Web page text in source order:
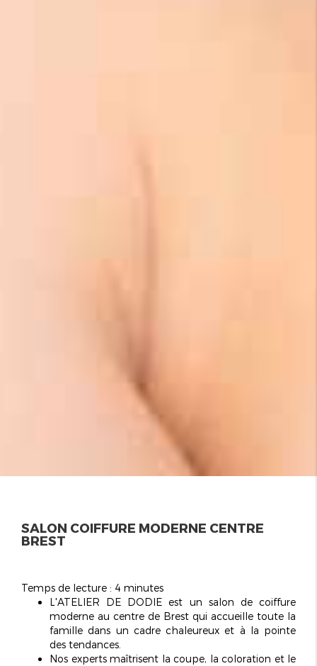
SALON COIFFURE MODERNE CENTRE
BREST
Temps de lecture : 4 minutes
L'ATELIER DE DODIE est un salon de coiffure
moderne au centre de Brest qui accueille toute la
famille dans un cadre chaleureux et à la pointe
des tendances.
Nos experts maîtrisent la coupe, la coloration et le